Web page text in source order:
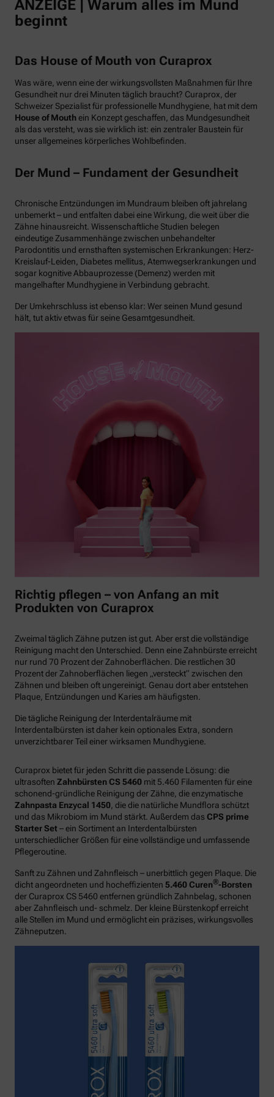
ANZEIGE | Warum alles im Mund
beginnt
Das House of Mouth von Curaprox
Was wäre, wenn eine der wirkungsvollsten Maßnahmen für Ihre
Gesundheit nur drei Minuten täglich braucht? Curaprox, der
Schweizer Spezialist für professionelle Mundhygiene, hat mit dem
House of Mouthein Konzept geschaffen, das Mundgesundheit
als das versteht, was sie wirklich ist: ein zentraler Baustein für
unser allgemeines körperliches Wohlbefinden.
Der Mund – Fundament der Gesundheit
Chronische Entzündungen im Mundraum bleiben oft jahrelang
unbemerkt – und entfalten dabei eine Wirkung, die weit über die
Zähne hinausreicht. Wissenschaftliche Studien belegen
eindeutige Zusammenhänge zwischen unbehandelter
Parodontitis und ernsthaften systemischen Erkrankungen: Herz-
Kreislauf-Leiden, Diabetes mellitus, Atemwegserkrankungen und
sogar kognitive Abbauprozesse (Demenz) werden mit
mangelhafter Mundhygiene in Verbindung gebracht.
Der Umkehrschluss ist ebenso klar: Wer seinen Mund gesund
hält, tut aktiv etwas für seine Gesamtgesundheit.
Richtig pflegen – von Anfang an mit
Produkten von Curaprox
Zweimal täglich Zähne putzen ist gut. Aber erst die vollständige
Reinigung macht den Unterschied. Denn eine Zahnbürste erreicht
nur rund 70 Prozent der Zahnoberflächen. Die restlichen 30
Prozent der Zahnoberflächen liegen „versteckt“ zwischen den
Zähnen und bleiben oft ungereinigt. Genau dort aber entstehen
Plaque, Entzündungen und Karies am häufigsten.
Die tägliche Reinigung der Interdentalräume mit
Interdentalbürsten ist daher kein optionales Extra, sondern
unverzichtbarer Teil einer wirksamen Mundhygiene.
Curaprox bietet für jeden Schritt die passende Lösung: die
ultrasoften Zahnbürsten CS 5460 mit 5.460 Filamenten für eine
schonend-gründliche Reinigung der Zähne, die enzymatische
Zahnpasta Enzycal 1450, die die natürliche Mundflora schützt
und das Mikrobiom im Mund stärkt. Außerdem das CPS prime
Starter Set– ein Sortiment an Interdentalbürsten
unterschiedlicher Größen für eine vollständige und umfassende
Pflegeroutine.
Sanft zu Zähnen und Zahnfleisch – unerbittlich gegen Plaque. Die
dicht angeordneten und hocheffizienten 5.460 Curen®-Borsten
der Curaprox CS 5460 entfernen gründlich Zahnbelag, schonen
aber Zahnfleisch und- schmelz. Der kleine Bürstenkopf erreicht
alle Stellen im Mund und ermöglicht ein präzises, wirkungsvolles
Zähneputzen.